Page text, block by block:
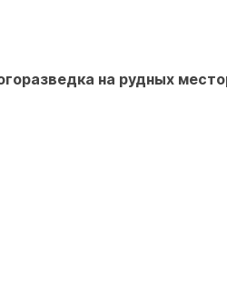
2026» пройдет в
на рудных